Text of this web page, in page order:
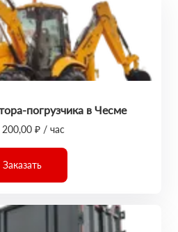
погрузчика в Чесме
₽ / час
Заказать